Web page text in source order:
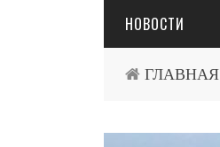
НОВОСТИ
ГЛАВНАЯ